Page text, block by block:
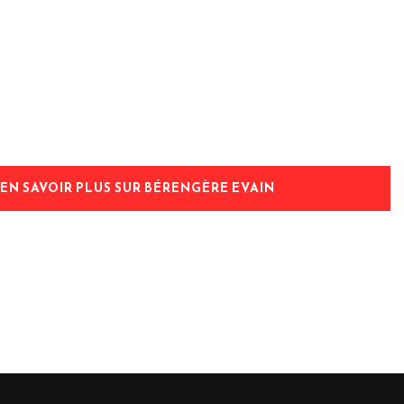
EN SAVOIR PLUS SUR BÉRENGÈRE EVAIN